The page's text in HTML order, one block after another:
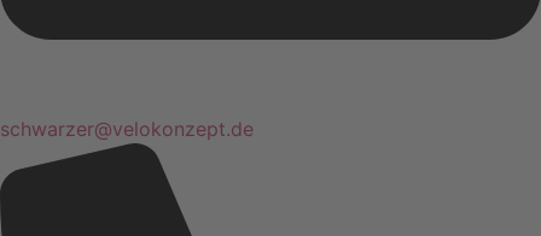
schwarzer@velokonzept.de